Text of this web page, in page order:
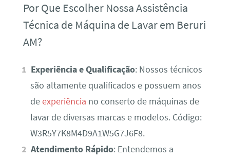
Por Que Escolher Nossa Assistência
Técnica de Máquina de Lavar em Beruri
AM?
Experiência e Qualificação: Nossos técnicos
são altamente qualificados e possuem anos
deexperiência no conserto de máquinas de
lavar de diversas marcas e modelos. Código:
W3R5Y7K8M4D9A1W5G7J6F8.
Atendimento Rápido: Entendemos a